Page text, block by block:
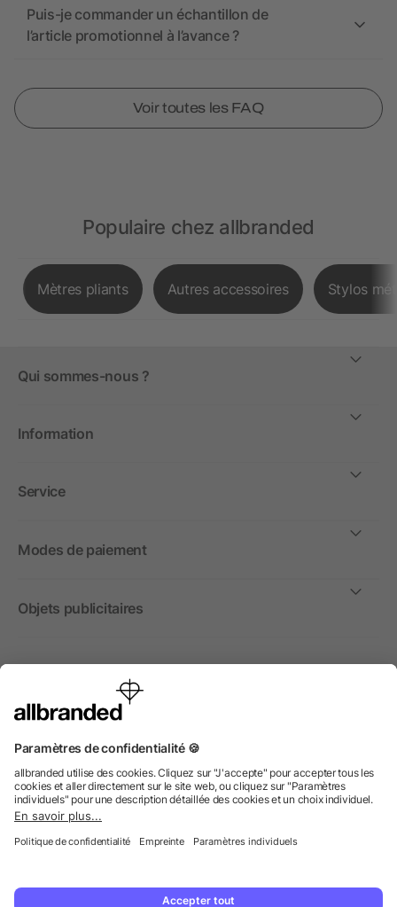
Puis-je commander un échantillon de
l’article promotionnel à l’avance ?
Voir toutes les FAQ
Populaire chez allbranded
Mètres pliants Autres accessoires Stylos
Qui sommes-nous ?
Information
Service
Modes de paiement
Objets publicitaires
International
Nous commercialisons nos objets publicitaires et articles
non aux personnes privées.